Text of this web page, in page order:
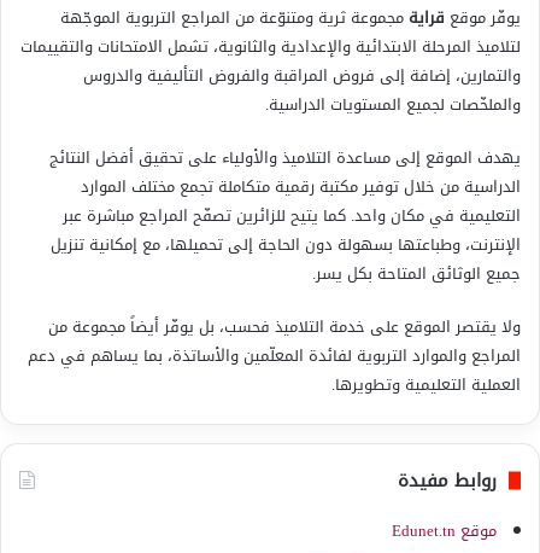
يوفّر موقع قرايةمجموعة ثرية ومتنوّعة من المراجع التربوية الموجّهة
لتلاميذ المرحلة الابتدائية والإعدادية والثانوية، تشمل الامتحانات والتقييمات
والتمارين، إضافة إلى فروض المراقبة والفروض التأليفية والدروس
والملخّصات لجميع المستويات الدراسية.
يهدف الموقع إلى مساعدة التلاميذ والأولياء على تحقيق أفضل النتائج
الدراسية من خلال توفير مكتبة رقمية متكاملة تجمع مختلف الموارد
التعليمية في مكان واحد. كما يتيح للزائرين تصفّح المراجع مباشرة عبر
الإنترنت، وطباعتها بسهولة دون الحاجة إلى تحميلها، مع إمكانية تنزيل
جميع الوثائق المتاحة بكل يسر.
ولا يقتصر الموقع على خدمة التلاميذ فحسب، بل يوفّر أيضاً مجموعة من
المراجع والموارد التربوية لفائدة المعلّمين والأساتذة، بما يساهم في دعم
العملية التعليمية وتطويرها.
روابط مفيدة
موقع Edunet.tn